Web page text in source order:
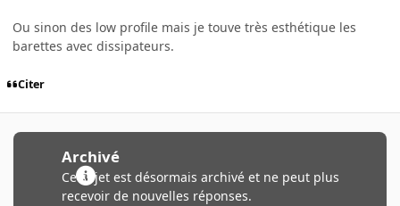
Ou sinon des low profile mais je touve très esthétique les
barettes avec dissipateurs.
Citer
Archivé
Ce sujet est désormais archivé et ne peut plus
recevoir de nouvelles réponses.